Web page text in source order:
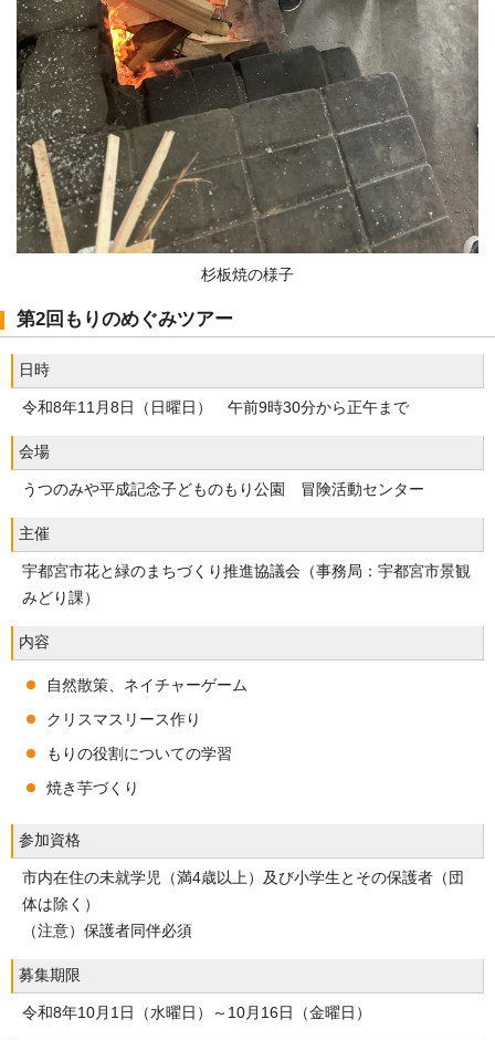
杉板焼の様子
第2回もりのめぐみツアー
日時
令和8年11月8日（日曜日） 午前9時30分から正午まで
会場
うつのみや平成記念子どものもり公園 冒険活動センター
主催
宇都宮市花と緑のまちづくり推進協議会（事務局：宇都宮市景観
みどり課）
内容
自然散策、ネイチャーゲーム
クリスマスリース作り
もりの役割についての学習
焼き芋づくり
参加資格
市内在住の未就学児（満4歳以上）及び小学生とその保護者（団
体は除く）
（注意）保護者同伴必須
募集期限
令和8年10月1日（水曜日）～10月16日（金曜日）